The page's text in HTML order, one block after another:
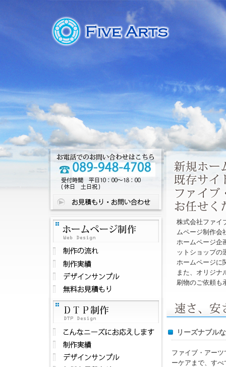
株式会社ファイ
ムページ制作会
ホームページ企
ットショップの
ホームページに
また、オリジナ
刷物のご依頼も
リーズナブル
ファイブ・アー
ーケアまで、す